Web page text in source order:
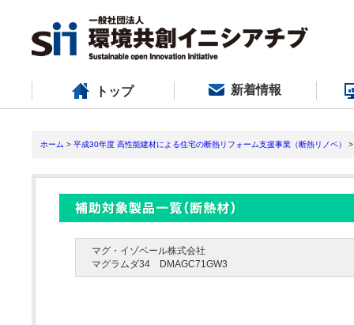
トップ 新着情報
ホーム > 平成30年度 高性能建材による住宅の断熱リフォーム支援事業（断熱リノベ）
マグ・イゾベール株式会社
マグラムダ34 DMAGC71GW3